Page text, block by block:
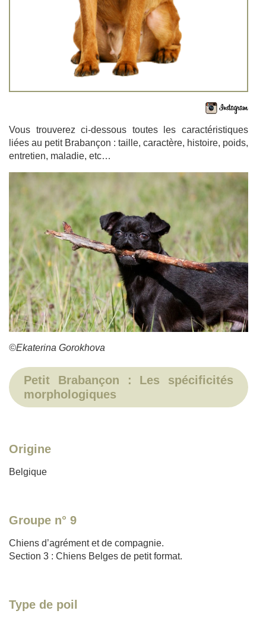
Vous trouverez ci-dessous toutes les caractéristiques
liées au petit Brabançon : taille, caractère, histoire, poids,
entretien, maladie, etc…
©Ekaterina Gorokhova
Petit Brabançon : Les spécificités
morphologiques
Origine
Belgique
Groupe n° 9
Chiens d’agrément et de compagnie.
Section 3 : Chiens Belges de petit format.
Type de poil